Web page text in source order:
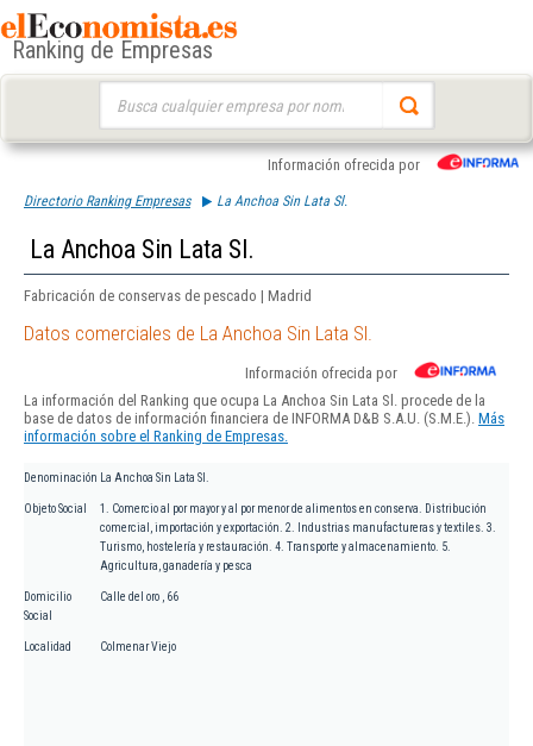
Ranking de Empresas
Información ofrecida por
Directorio Ranking Empresas La Anchoa Sin Lata Sl.
La Anchoa Sin Lata Sl.
Fabricación de conservas de pescado | Madrid
Datos comerciales de La Anchoa Sin Lata Sl.
Información ofrecida por
La información del Ranking que ocupa La Anchoa Sin Lata Sl. procede de la
base de datos de información financiera de INFORMA D&B S.A.U. (S.M.E.). Más
información sobre el Ranking de Empresas.
Denominación La Anchoa Sin Lata Sl.
Objeto Social
1. Comercio al por mayor y al por menor de alimentos en conserva. Distribución
comercial, importación y exportación. 2. Industrias manufactureras y textiles. 3.
Turismo, hostelería y restauración. 4. Transporte y almacenamiento. 5.
Agricultura, ganadería y pesca
Domicilio
Social
Calle del oro , 66
Localidad Colmenar Viejo